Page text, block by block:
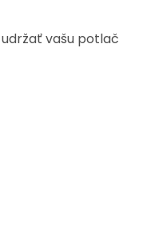
vašu potlač